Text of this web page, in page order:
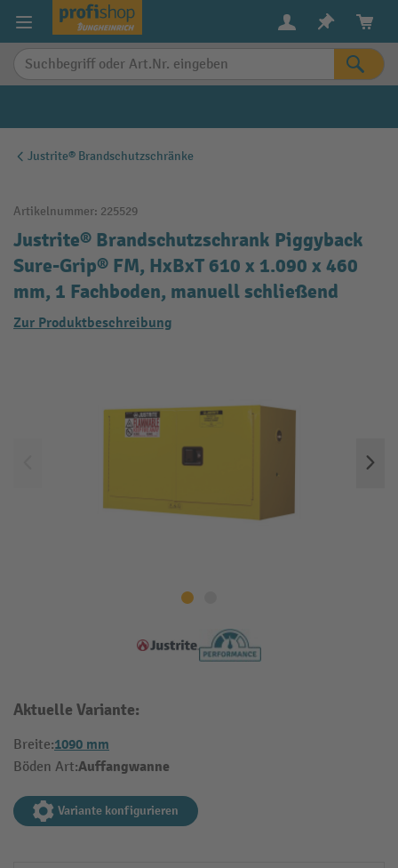
springen
Justrite® Brandschutzschränke
Artikelnummer: 225529
Justrite® Brandschutzschrank Piggyback
Sure-Grip® FM, HxBxT 610 x 1.090 x 460
mm, 1 Fachboden, manuell schließend
Zur Produktbeschreibung
Aktuelle Variante:
Breite:1090 mm
Böden Art:Auffangwanne
Variante konfigurieren